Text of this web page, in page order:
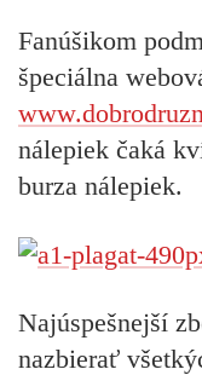
Fanúšikom
špeciálna
nálepiek čaká
burza nálepiek.
Najúspešnejší
nazbierať